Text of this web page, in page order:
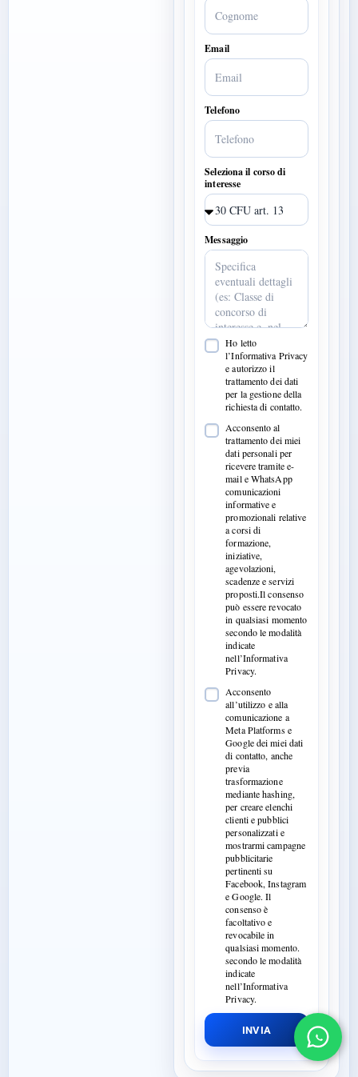
Email
Telefono
Seleziona il corso di
interesse
Messaggio
Ho letto
l’Informativa Privacy
e autorizzo il
trattamento dei dati
per la gestione della
richiesta di contatto.
Acconsento al
trattamento dei miei
dati personali per
ricevere tramite e-
mail e WhatsApp
comunicazioni
informative e
promozionali relative
a corsi di
formazione,
iniziative,
agevolazioni,
scadenze e servizi
proposti.Il consenso
può essere revocato
in qualsiasi momento
secondo le modalità
indicate
nell’Informativa
Privacy.
Acconsento
all’utilizzo e alla
comunicazione a
Meta Platforms e
Google dei miei dati
di contatto, anche
previa
trasformazione
mediante hashing,
per creare elenchi
clienti e pubblici
personalizzati e
mostrarmi campagne
pubblicitarie
pertinenti su
Facebook, Instagram
e Google. Il
consenso è
facoltativo e
revocabile in
qualsiasi momento.
secondo le modalità
indicate
nell’Informativa
Privacy.
INVIA